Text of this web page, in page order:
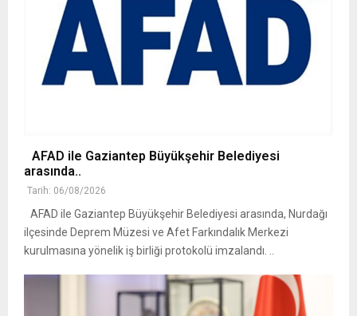
AFAD ile Gaziantep Büyükşehir Belediyesi
arasında..
Tarih: 06/08/2026
AFAD ile Gaziantep Büyükşehir Belediyesi arasında, Nurdağı
ilçesinde Deprem Müzesi ve Afet Farkındalık Merkezi
kurulmasına yönelik iş birliği protokolü imzalandı. ..